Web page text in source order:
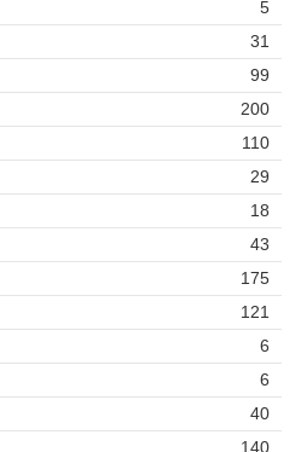
5
31
99
200
110
29
18
43
175
121
6
6
40
140